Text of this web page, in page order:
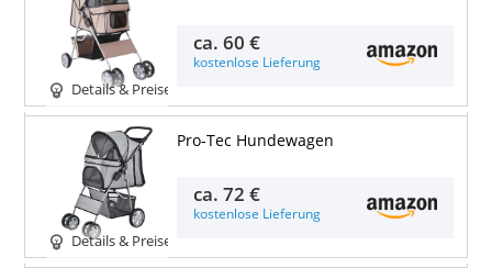
Details & Preise
ca.60 €
kostenlose Lieferung
Details & Preise
Pro-Tec Hundewagen
ca.72 €
kostenlose Lieferung